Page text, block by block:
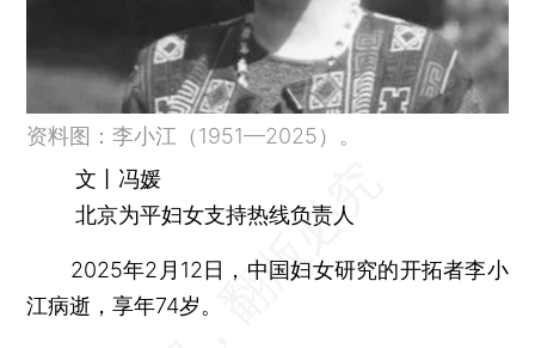
资料图：李小江（1951—2025）。
文丨冯媛
北京为平妇女支持热线负责人
2025年2月12日，中国妇女研究的开拓者李小
江病逝，享年74岁。